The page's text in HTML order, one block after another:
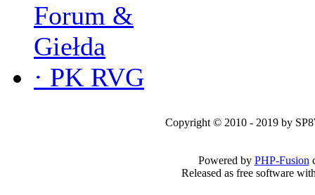
Forum &
Giełda
· PK RVG
Copyright © 2010 - 2019 by
Powered by PHP-Fusion
Released as free software